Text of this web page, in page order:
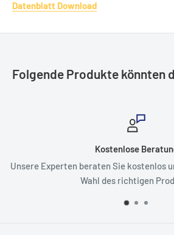
Datenblatt Download
Folgende Produkte könnten
kostenlos und helfen Ihnen bei der